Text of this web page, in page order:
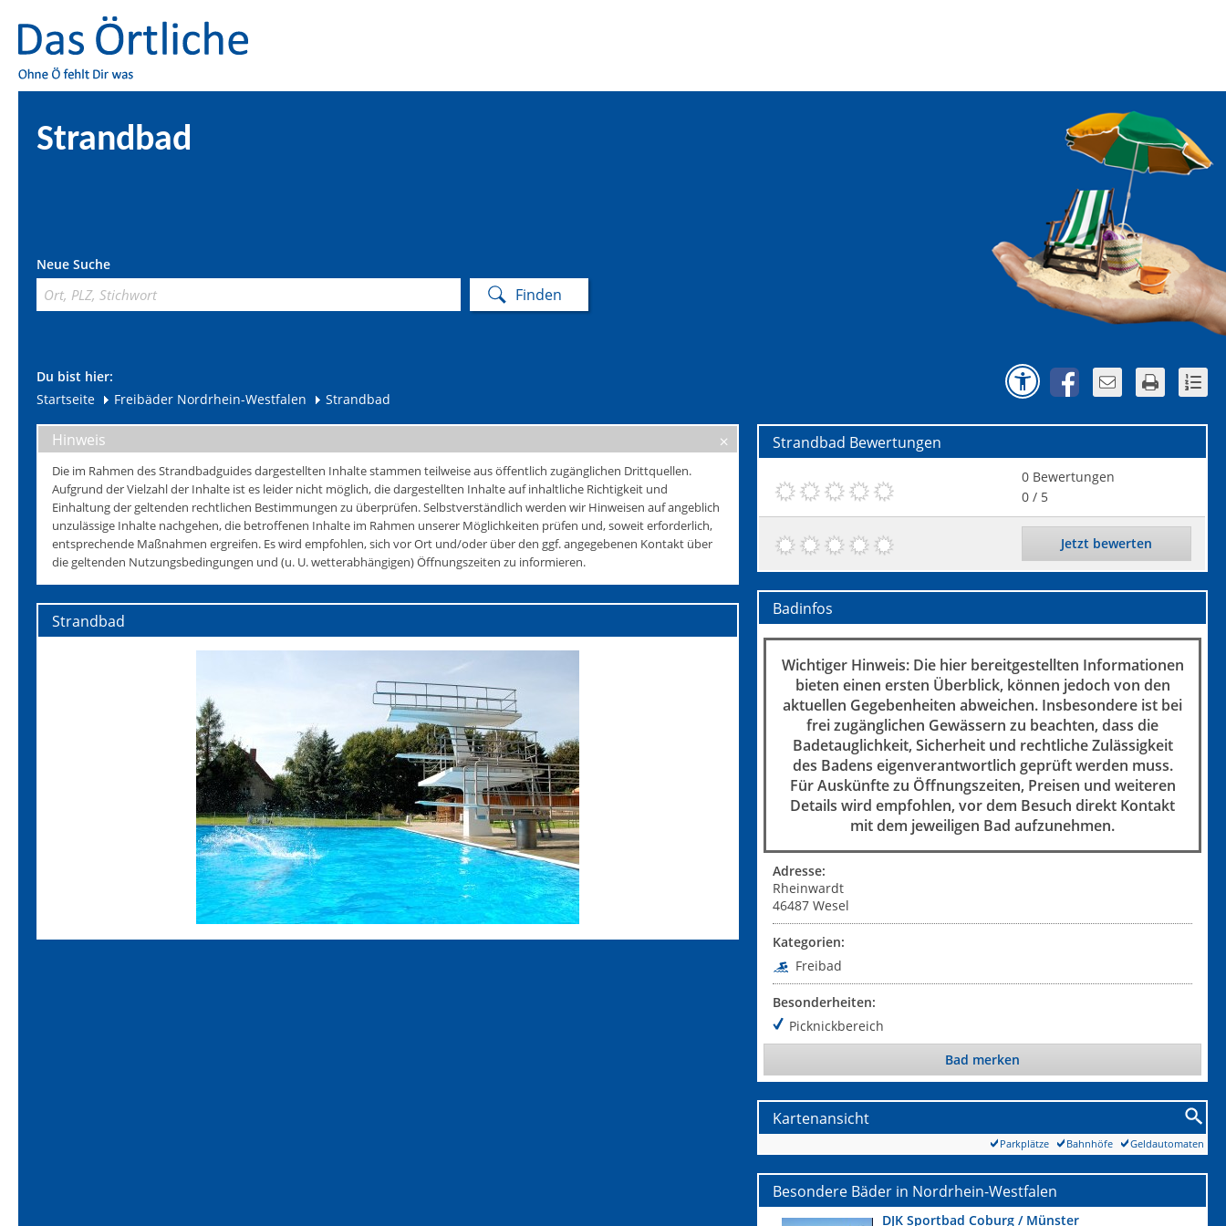
Strandbad
Neue Suche
Du bist hier:
Startseite
Freibäder Nordrhein-Westfalen Strandbad
Hinweis
Die im Rahmen des Strandbadguides dargestellten Inhalte stammen teilweise aus öffentlich zugänglichen Drittquellen.
Aufgrund der Vielzahl der Inhalte ist es leider nicht möglich, die dargestellten Inhalte auf inhaltliche Richtigkeit und
Einhaltung der geltenden rechtlichen Bestimmungen zu überprüfen. Selbstverständlich werden wir Hinweisen auf angeblich
unzulässige Inhalte nachgehen, die betroffenen Inhalte im Rahmen unserer Möglichkeiten prüfen und, soweit erforderlich,
entsprechende Maßnahmen ergreifen. Es wird empfohlen, sich vor Ort und/oder über den ggf. angegebenen Kontakt über
die geltenden Nutzungsbedingungen und (u. U. wetterabhängigen) Öffnungszeiten zu informieren.
Strandbad
Strandbad Bewertungen
0 Bewertungen
0 / 5
Jetzt bewerten
Badinfos
Wichtiger Hinweis: Die hier bereitgestellten Informationen
bieten einen ersten Überblick, können jedoch von den
aktuellen Gegebenheiten abweichen. Insbesondere ist bei
frei zugänglichen Gewässern zu beachten, dass die
Badetauglichkeit, Sicherheit und rechtliche Zulässigkeit
des Badens eigenverantwortlich geprüft werden muss.
Für Auskünfte zu Öffnungszeiten, Preisen und weiteren
Details wird empfohlen, vor dem Besuch direkt Kontakt
mit dem jeweiligen Bad aufzunehmen.
Adresse:
Rheinwardt
46487 Wesel
Kategorien:
Freibad
Besonderheiten:
Picknickbereich
Bad merken
Kartenansicht
Geldautomaten
Bahnhöfe
Parkplätze
Besondere Bäder in Nordrhein-Westfalen
DJK Sportbad Coburg / Münster